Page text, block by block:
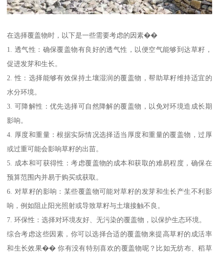
在选择覆盖物时，以下是一些需要考虑的因素��
1. 透气性：确保覆盖物有良好的透气性，以便空气能够到达草籽，
促进发芽和生长。
2. 性：选择能够有效保持土壤湿润的覆盖物，帮助草籽维持适宜的
水分环境。
3. 可降解性：优先选择可自然降解的覆盖物，以免对环境造成长期
影响。
4. 厚度和重量：根据实际情况选择适当厚度和重量的覆盖物，过厚
或过重可能会影响草籽的出苗。
5. 成本和可获得性：考虑覆盖物的成本和获取的难易程度，确保在
预算范围内并易于购买或获取。
6. 对草籽的影响：某些覆盖物可能对草籽的发芽和生长产生不利影
响，例如阻止阳光照射或导致草籽与土壤接触不良。
7. 环保性：选择对环境友好、无污染的覆盖物，以保护生态环境。
综合考虑这些因素，你可以选择合适的覆盖物来提高草籽的成活率
和生长效果�� 你有没有特别喜欢的覆盖物呢？比如无纺布、稻草